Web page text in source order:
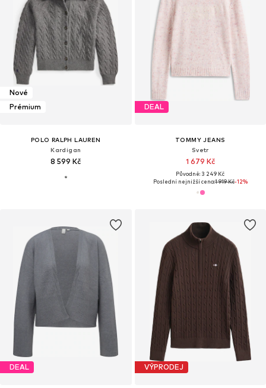
Nové
Prémium
POLO RALPH LAUREN
Kardigan
8 599 Kč
DEAL
TOMMY JEANS
Svetr
1 679 Kč
Původně: 3 249 Kč
Poslední nejnižší cena:1 919 Kč-12%
DEAL VÝPRODEJ